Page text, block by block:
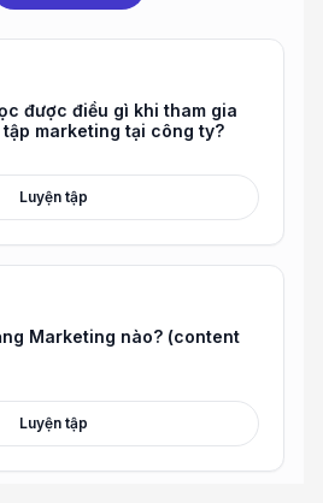
được điều gì khi tham gia
marketing tại công ty?
Luyện tập
Marketing nào? (content
Luyện tập